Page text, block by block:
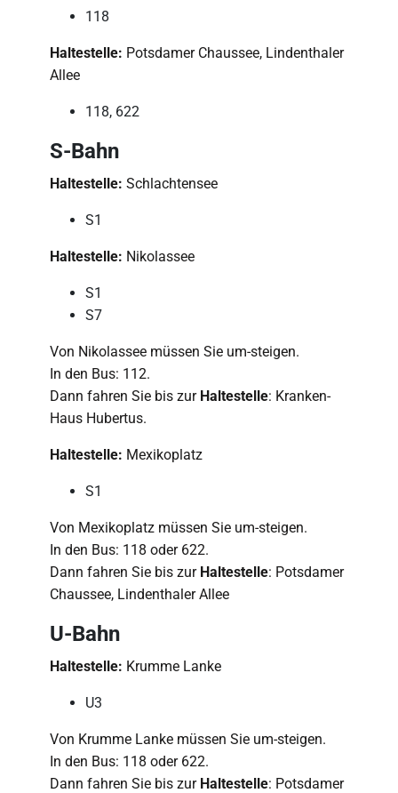
118
Haltestelle: Potsdamer Chaussee, Lindenthaler
Allee
118, 622
S-Bahn
Haltestelle: Schlachtensee
S1
Haltestelle: Nikolassee
S1
S7
Von Nikolassee müssen Sie um-steigen.
In den Bus: 112.
Dann fahren Sie bis zur Haltestelle: Kranken-
Haus Hubertus.
Haltestelle: Mexikoplatz
S1
Von Mexikoplatz müssen Sie um-steigen.
In den Bus: 118 oder 622.
Dann fahren Sie bis zur Haltestelle: Potsdamer
Chaussee, Lindenthaler Allee
U-Bahn
Haltestelle: Krumme Lanke
U3
Von Krumme Lanke müssen Sie um-steigen.
In den Bus: 118 oder 622.
Dann fahren Sie bis zur Haltestelle: Potsdamer